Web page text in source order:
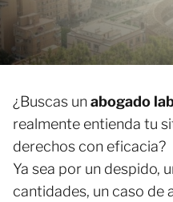
¿Buscas un abogado
realmente entienda tu
derechos con eficacia?
Ya sea por un despido,
cantidades, un caso de